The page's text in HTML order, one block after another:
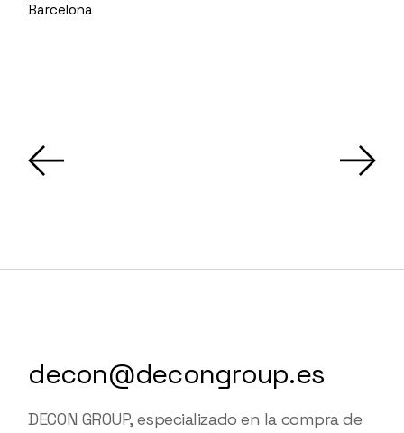
Barcelona
decon@decongroup.es
DECON GROUP, especializado en la compra de